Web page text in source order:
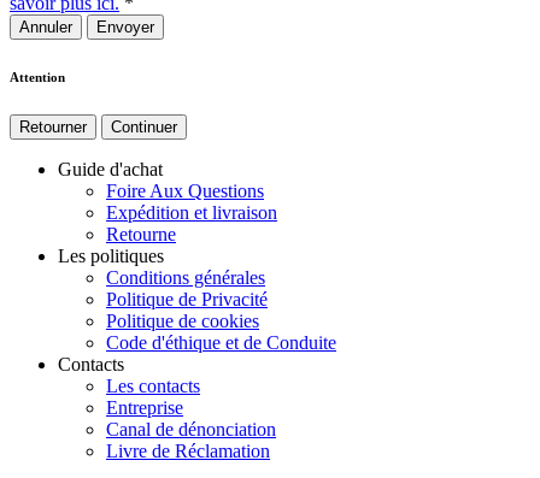
Annuler
Attention
Retourner Continuer
Guide d'achat
Foire Aux Questions
Expédition et livraison
Retourne
Les politiques
Conditions générales
Politique de Privacité
Politique de cookies
Code d'éthique et de Conduite
Contacts
Les contacts
Entreprise
Canal de dénonciation
Livre de Réclamation